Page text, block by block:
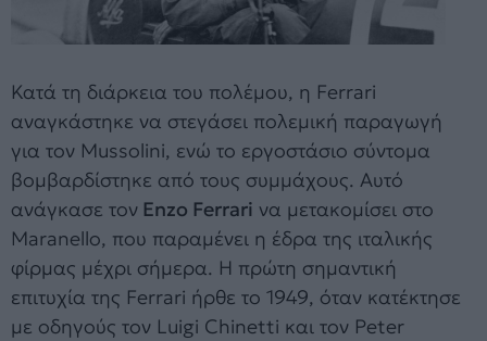
Κατά τη διάρκεια του πολέμου, η Ferrari
αναγκάστηκε να στεγάσει πολεμική παραγωγή
για τον Mussolini, ενώ το εργοστάσιο σύντομα
βομβαρδίστηκε από τους συμμάχους. Αυτό
ανάγκασε τον Enzo Ferrari να μετακομίσει στο
Maranello, που παραμένει η έδρα της ιταλικής
φίρμας μέχρι σήμερα. Η πρώτη σημαντική
επιτυχία της Ferrari ήρθε το 1949, όταν κατέκτησε
με οδηγούς τον Luigi Chinetti και τον Peter